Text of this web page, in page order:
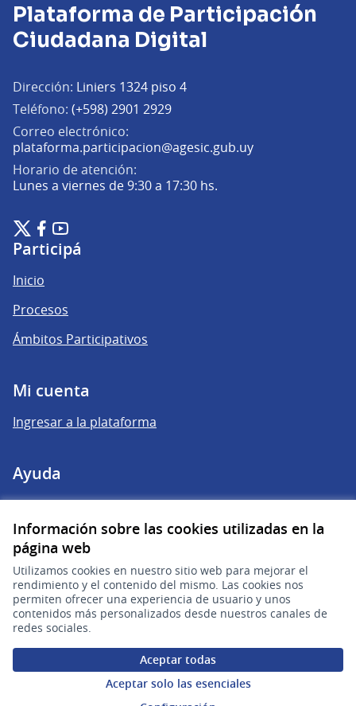
Información sobre las cookies utilizadas en la
página web
Utilizamos cookies en nuestro sitio web para mejorar el
rendimiento y el contenido del mismo. Las cookies nos
permiten ofrecer una experiencia de usuario y unos
contenidos más personalizados desde nuestros canales de
redes sociales.
Aceptar todas
Aceptar solo las esenciales
Plataforma de Participación
Ciudadana Digital
Dirección: Liniers 1324 piso 4
Teléfono: (+598) 2901 2929
Correo electrónico:
plataforma.participacion@agesic.gub.uy(Abrir en una
Horario de atención:
Lunes a viernes de 9:30 a 17:30 hs.
Plataforma de Participación Ciudadana Digital en X
(Enlace externo)
Plataforma de Participación Ciudadana Digital en Facebook
(Enlace externo)
Plataforma de Participación Ciudadana Digital en
(Enlace externo)
Participá
Inicio
Procesos
Ámbitos Participativos
Mi cuenta
Ingresar a la plataforma
Ayuda
Preguntas frecuentes
Enlaces
Actividad
Encuentros
Descargar ficheros de datos abiertos